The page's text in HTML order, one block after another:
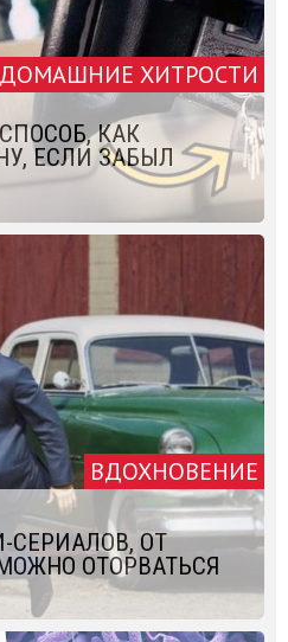
ДОМАШНИЕ ХИТРОСТИ
КАК
ЕСЛИ ЗАБЫЛ
ВДОХНОВЕНИЕ
СЕРИАЛОВ, ОТ
ОТОРВАТЬСЯ